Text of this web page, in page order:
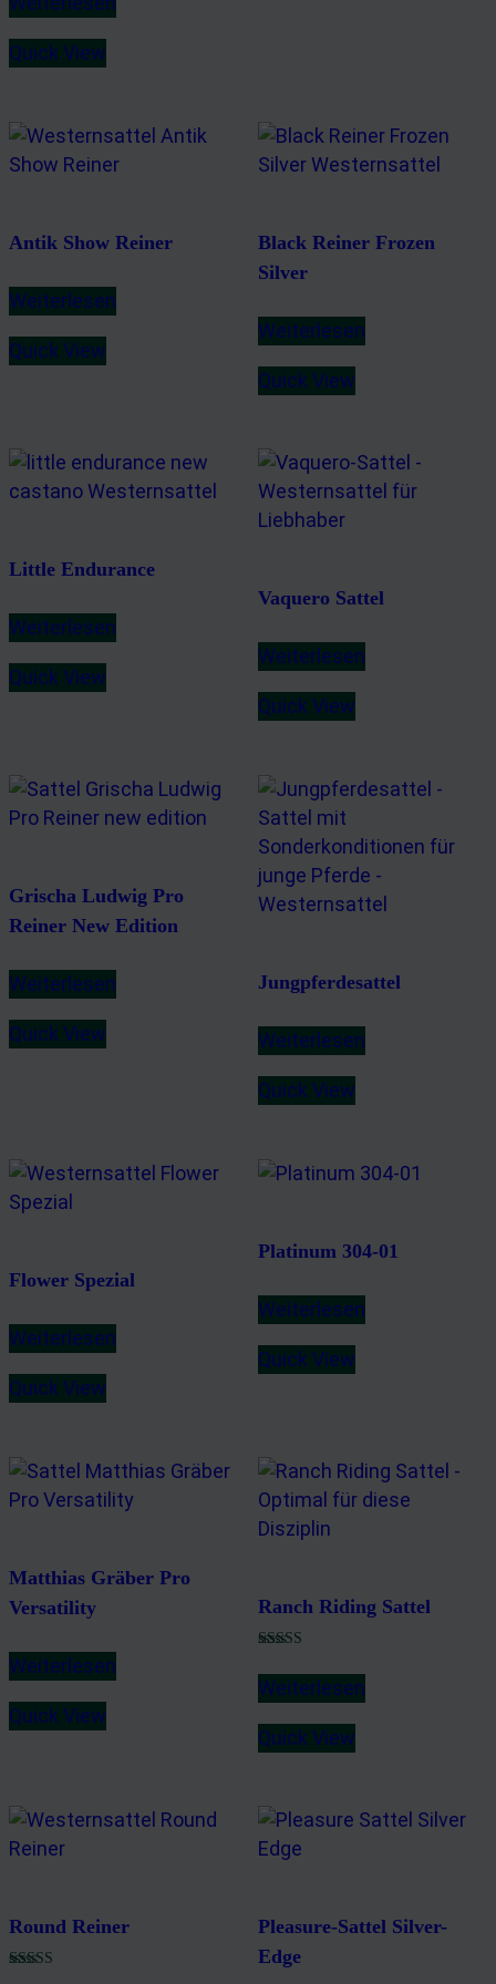
von 5
Quick View
Antik Show Reiner
Weiterlesen
Quick View
Black Reiner Frozen
Silver
Weiterlesen
Quick View
Little Endurance
Weiterlesen
Quick View
Vaquero Sattel
Weiterlesen
Quick View
Grischa Ludwig Pro
Reiner New Edition
Weiterlesen
Quick View
Jungpferdesattel
Weiterlesen
Quick View
Flower Spezial
Weiterlesen
Quick View
Platinum 304-01
Weiterlesen
Quick View
Matthias Gräber Pro
Versatility
Weiterlesen
Quick View
Ranch Riding Sattel
5.00
von 5
Weiterlesen
Quick View
Round Reiner
Pleasure-Sattel Silver-
Edge